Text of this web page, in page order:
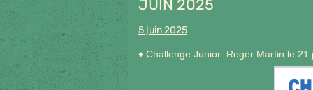
JUIN 2025
5 juin 2025
♦ Challenge Junior Roger Martin le